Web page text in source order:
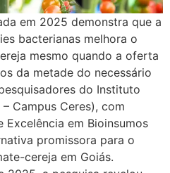
em 2025 demonstra que a
bacterianas melhora o
mesmo quando a oferta
da metade do necessário
do Instituto
Campus Ceres), com
em Bioinsumos
promissora para o
cereja em Goiás.